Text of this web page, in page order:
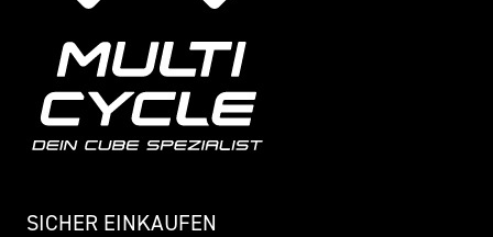
SICHER EINKAUFEN